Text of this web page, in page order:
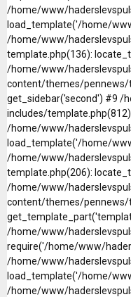
/home/www/
load_template('/home/
/home/www/
template.php(136):
/home/www/
content/themes/pennews/
get_sidebar('second') #9 /
includes/
/home/www/
load_template('/home/
/home/www/
template.php(206):
/home/www/
content/themes/pennews/
/home/www/
require('/home/www/
/home/www/
load_template('/home/
/home/www/